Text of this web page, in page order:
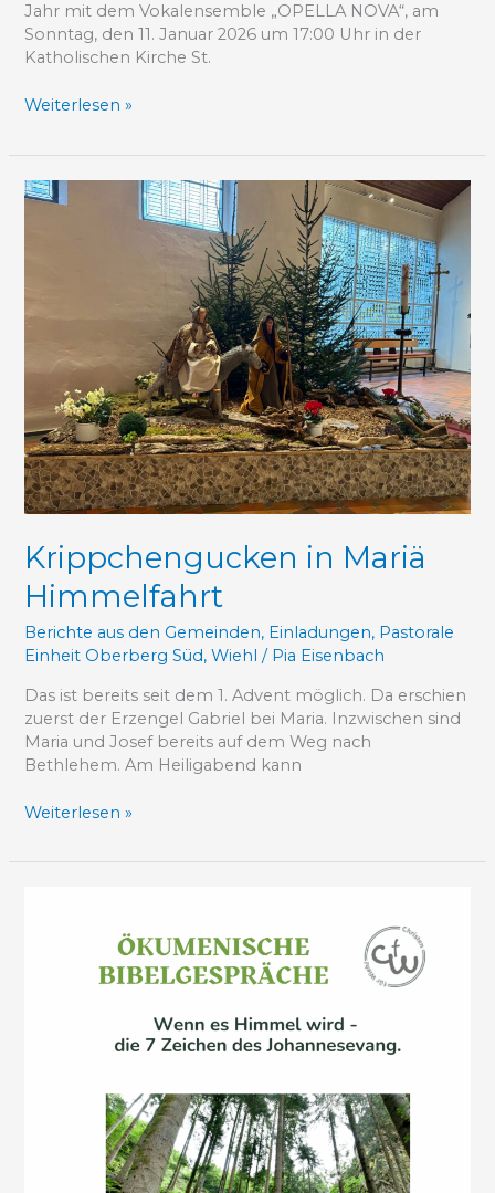
Jahr mit dem Vokalensemble „OPELLA NOVA“, am
Sonntag, den 11. Januar 2026 um 17:00 Uhr in der
Katholischen Kirche St.
Weiterlesen »
Krippchengucken in Mariä
Himmelfahrt
Berichte aus den Gemeinden, Einladungen, Pastorale
Einheit Oberberg Süd,Wiehl / Pia Eisenbach
Das ist bereits seit dem 1. Advent möglich. Da erschien
zuerst der Erzengel Gabriel bei Maria. Inzwischen sind
Maria und Josef bereits auf dem Weg nach
Bethlehem. Am Heiligabend kann
Krippchengucken
Weiterlesen »